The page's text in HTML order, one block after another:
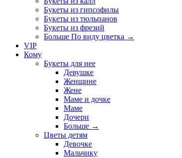
Букеты из гипсофилы
Букеты из тюльпанов
Букеты из фрезий
Больше По виду цветка →
VIP
Кому
Букеты для нее
Девушке
Женщине
Жене
Маме и дочке
Маме
Дочери
Больше →
Цветы детям
Девочке
Мальчику